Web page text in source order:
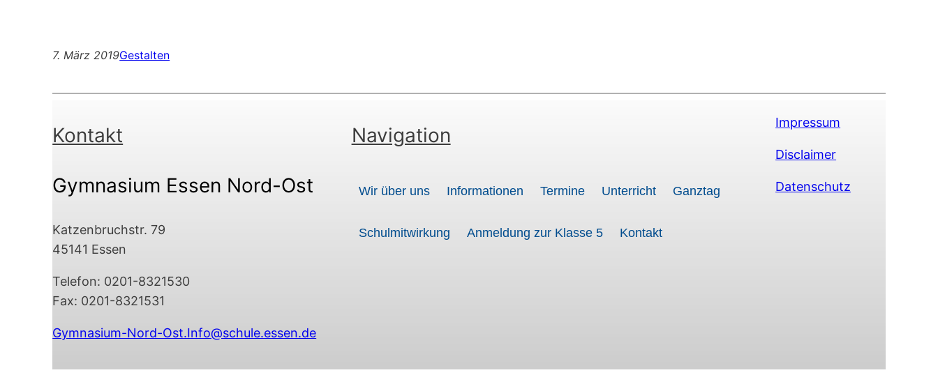
7. März 2019Gestalten
Kontakt
Gymnasium Essen Nord-Ost
Katzenbruchstr. 79
45141 Essen
Telefon: 0201-8321530
Fax: 0201-8321531
Gymnasium-Nord-Ost.Info@schule.essen.de
Navigation
Wir über uns Informationen Termine Unterricht Ganztag
Schulmitwirkung Anmeldung zur Klasse 5 Kontakt
Impressum
Disclaimer
Datenschutz